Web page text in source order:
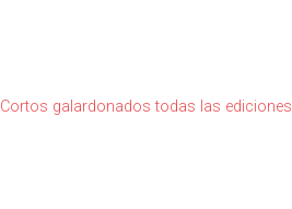
Cortos galardonados todas las ediciones